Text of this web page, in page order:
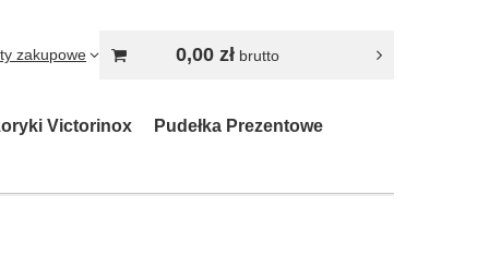
zakupowe 0,00 złbrutto
Victorinox Pudełka Prezentowe